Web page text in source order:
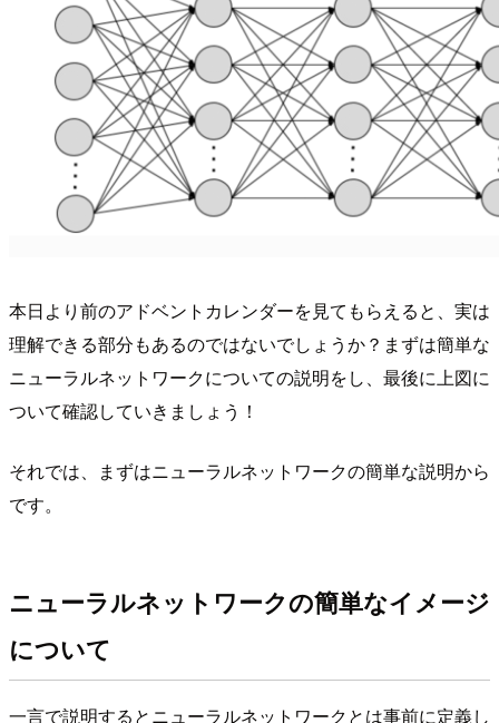
本日より前のアドベントカレンダーを見てもらえると、実は
理解できる部分もあるのではないでしょうか？まずは簡単な
ニューラルネットワークについての説明をし、最後に上図に
ついて確認していきましょう！
それでは、まずはニューラルネットワークの簡単な説明から
です。
ニューラルネットワークの簡単なイメージ
について
一言で説明するとニューラルネットワークとは事前に定義し